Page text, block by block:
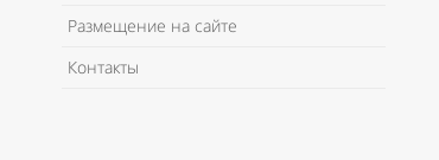
Размещение на сайте
Контакты